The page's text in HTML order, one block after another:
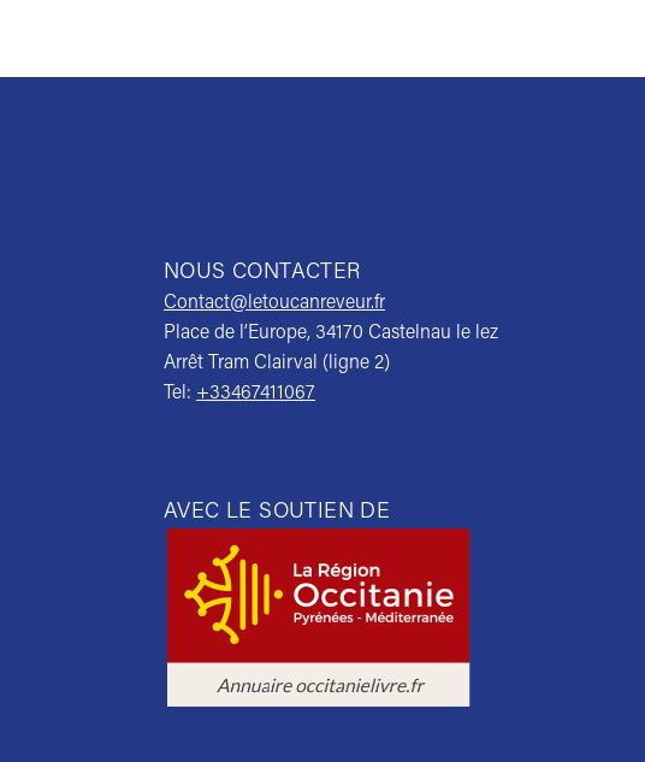
NOUS CONTACTER
Contact@letoucanreveur.fr
Place de l’Europe, 34170 Castelnau le lez
Arrêt Tram Clairval (ligne 2)
Tel: +33467411067
AVEC LE SOUTIEN DE